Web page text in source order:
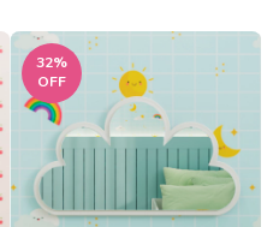
32%
OFF